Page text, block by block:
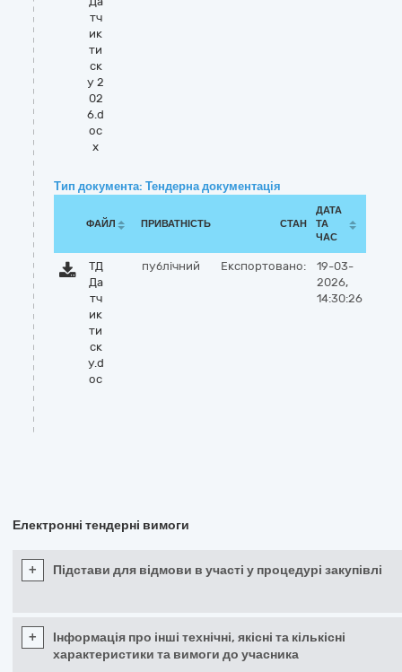
тч
ик
ти
ск
у 2
02
6.d
oc
x
Тип документа: Тендерна документація
ФАЙЛ ПРИВАТНІСТЬ СТАН
ДАТА
ТА
ЧАС
ТД
Да
тч
ик
ти
ск
у.d
oc
публічний Експортовано:
19-03-
2026,
14:30:26
Електронні тендерні вимоги
+ Підстави для відмови в участі у процедурі закупівлі
+
Інформація про інші технічні, якісні та кількісні
характеристики та вимоги до учасника